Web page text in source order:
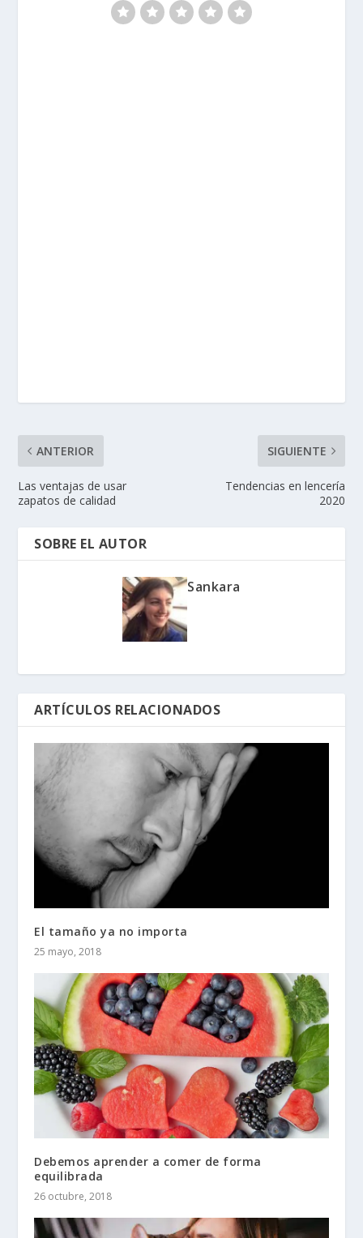
ANTERIOR
Las ventajas de usar
zapatos de calidad
SIGUIENTE
Tendencias en lencería
2020
SOBRE EL AUTOR
Sankara
ARTÍCULOS RELACIONADOS
El tamaño ya no importa
25 mayo, 2018
Debemos aprender a comer de forma
equilibrada
26 octubre, 2018